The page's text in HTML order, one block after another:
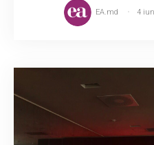
EA.md 4